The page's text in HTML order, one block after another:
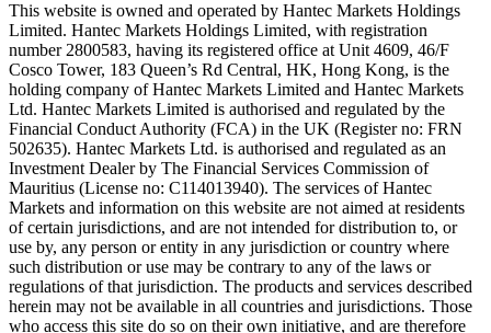
This website is owned and operated by Hantec Markets Holdings
Limited. Hantec Markets Holdings Limited, with registration
number 2800583, having its registered office at Unit 4609, 46/F
Cosco Tower, 183 Queen’s Rd Central, HK, Hong Kong, is the
holding company of Hantec Markets Limited and Hantec Markets
Ltd. Hantec Markets Limited is authorised and regulated by the
Financial Conduct Authority (FCA) in the UK (Register no: FRN
502635). Hantec Markets Ltd. is authorised and regulated as an
Investment Dealer by The Financial Services Commission of
Mauritius (License no: C114013940). The services of Hantec
Markets and information on this website are not aimed at residents
of certain jurisdictions, and are not intended for distribution to, or
use by, any person or entity in any jurisdiction or country where
such distribution or use may be contrary to any of the laws or
regulations of that jurisdiction. The products and services described
herein may not be available in all countries and jurisdictions. Those
who access this site do so on their own initiative, and are therefore